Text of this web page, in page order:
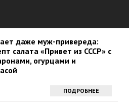
даже муж-привереда:
салата «Привет из СССР» с
огурцами и
ПОДРОБНЕЕ